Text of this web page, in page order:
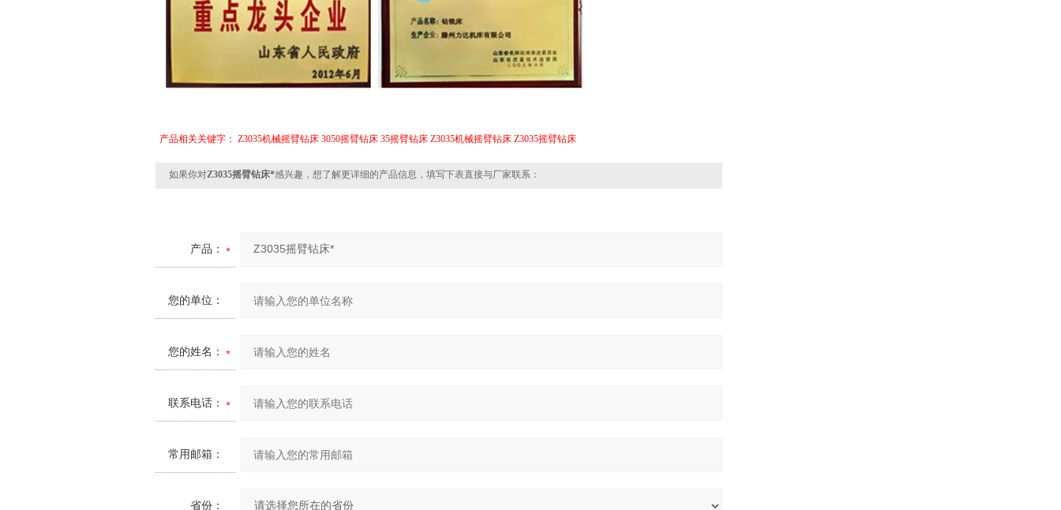
产品相关关键字： Z3035机械摇臂钻床 3050摇臂钻床 35摇臂钻床 Z3035机械摇臂钻床 Z3035摇臂钻床
如果你对Z3035摇臂钻床*感兴趣，想了解更详细的产品信息，填写下表直接与厂家联系：
产品：
您的单位：
您的姓名：
联系电话：
常用邮箱：
省份：